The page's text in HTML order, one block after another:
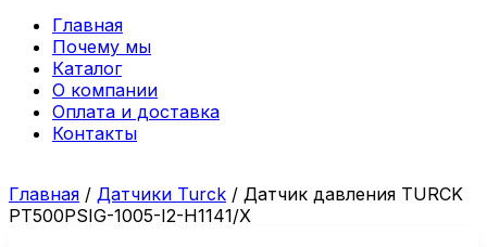
Главная
Почему мы
Каталог
О компании
Оплата и доставка
Контакты
Главная / Датчики Turck / Датчик давления TURCK
PT500PSIG-1005-I2-H1141/X